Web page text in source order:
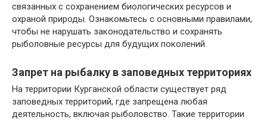
связанных с сохранением биологических ресурсов и
охраной природы. Ознакомьтесь с основными правилами,
чтобы не нарушать законодательство и сохранять
рыболовные ресурсы для будущих поколений.
Запрет на рыбалку в заповедных территориях
На территории Курганской области существует ряд
заповедных территорий, где запрещена любая
деятельность, включая рыболовство. Такие территории